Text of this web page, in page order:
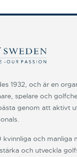
1932, och är en
spelare och
genom att aktivt
kvinnliga och manliga
och utveckla